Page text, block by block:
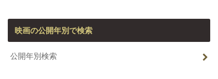
映画の公開年別で検索
公開年別検索